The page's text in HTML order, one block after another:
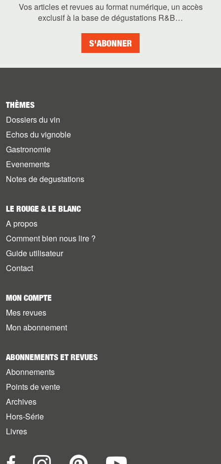
Vos articles et revues au format numérique, un accès
exclusif à la base de dégustations R&B…
S'ABONNER
THÈMES
Dossiers du vin
Echos du vignoble
Gastronomie
Evenements
Notes de degustations
LE ROUGE & LE BLANC
A propos
Comment bien nous lire ?
Guide utilisateur
Contact
MON COMPTE
Mes revues
Mon abonnement
ABONNEMENTS ET REVUES
Abonnements
Points de vente
Archives
Hors-Série
Livres